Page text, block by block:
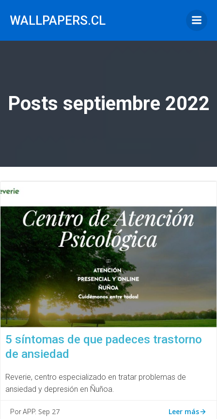
WALLPAPERS.CL
Posts septiembre 2022
5 síntomas de que padeces trastorno
de ansiedad
Reverie, centro especializado en tratar problemas de
ansiedad y depresión en Ñuñoa.
Por APP. Sep 27 Leer más